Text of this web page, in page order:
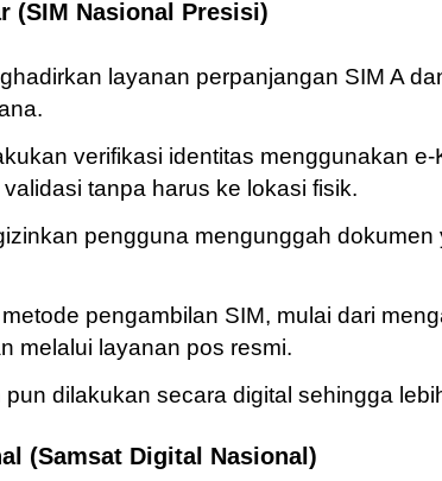
(SIM Nasional Presisi)
layanan perpanjangan SIM A
verifikasi identitas menggunakan
tanpa harus ke lokasi fisik.
pengguna mengunggah
pengambilan SIM, mulai dari
melalui layanan pos resmi.
dilakukan secara digital sehingga
(Samsat Digital Nasional)